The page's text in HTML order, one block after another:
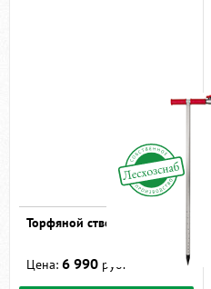
Торфяной ствол ТС-1
Цена: 6 990 руб.